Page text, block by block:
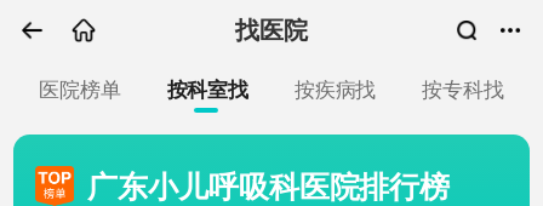
找医院
医院榜单 按科室找 按疾病找 按专科找
广东小儿呼吸科医院排行榜